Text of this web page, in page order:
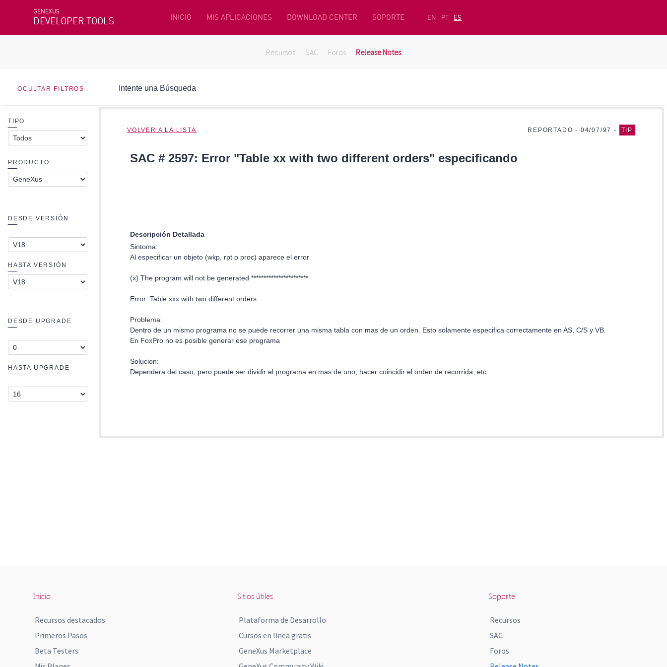
GENEXUS
DEVELOPER TOOLS INICIO MIS APLICACIONES DOWNLOAD CENTER SOPORTE EN PT ES
Recursos SAC Foros Release Notes
Inicio
Recursos destacados
Primeros Pasos
Beta Testers
Sitios útiles
Plataforma de Desarrollo
Cursos en línea gratis
GeneXus Marketplace
Soporte
Recursos
SAC
Foros